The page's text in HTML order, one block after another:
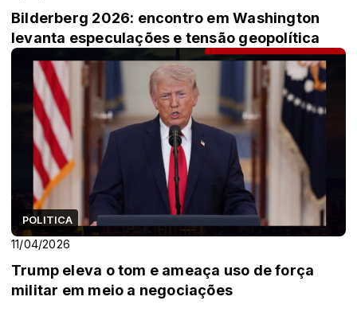
Bilderberg 2026: encontro em Washington
levanta especulações e tensão geopolítica
POLITICA
11/04/2026
Trump eleva o tom e ameaça uso de força
militar em meio a negociações